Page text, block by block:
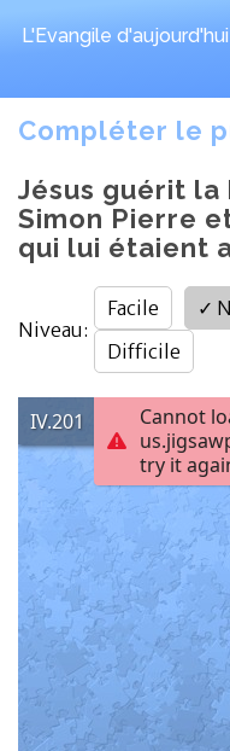
L'Evangile d'aujourd'hui
Compléter le
Jésus guérit
Simon Pierre
qui lui étaient
Niveau:
Facile ✓
Difficile